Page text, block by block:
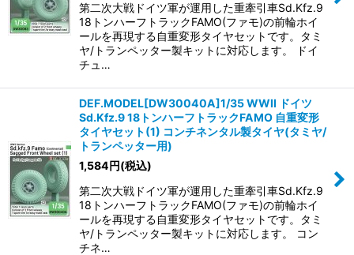
第二次大戦ドイツ軍が運用した重牽引車Sd.Kfz.9
18トンハーフトラックFAMO(ファモ)の前輪ホイ
ールを再現する自重変形タイヤセットです。タミ
ヤ/トランペッター製キットに対応します。 ドイ
チュ…
DEF.MODEL[DW30040A]1/35 WWII ドイツ
Sd.Kfz.9 18トンハーフトラックFAMO 自重変形
タイヤセット(1) コンチネンタル製タイヤ(タミヤ/
トランペッター用)
1,584円(税込)
第二次大戦ドイツ軍が運用した重牽引車Sd.Kfz.9
18トンハーフトラックFAMO(ファモ)の前輪ホイ
ールを再現する自重変形タイヤセットです。タミ
ヤ/トランペッター製キットに対応します。 コン
チネ…